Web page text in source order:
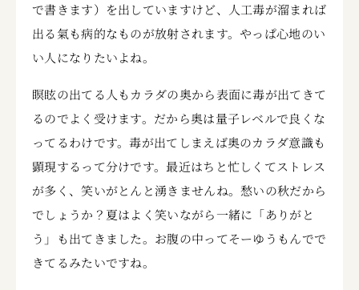
で書きます）を出していますけど、人工毒が溜まれば
出る氣も病的なものが放射されます。やっぱ心地のい
い人になりたいよね。
瞑眩の出てる人もカラダの奥から表面に毒が出てきて
るのでよく受けます。だから奥は量子レベルで良くな
ってるわけです。毒が出てしまえば奥のカラダ意識も
顕現するって分けです。最近はちと忙しくてストレス
が多く、笑いがとんと湧きませんね。愁いの秋だから
でしょうか？夏はよく笑いながら一緒に「ありがと
う」も出てきました。お腹の中ってそーゆうもんでで
きてるみたいですね。